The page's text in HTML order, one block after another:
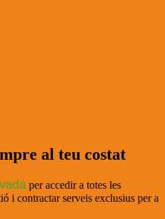
al teu costat
per accedir a totes les
i contractar serveis exclusius per a